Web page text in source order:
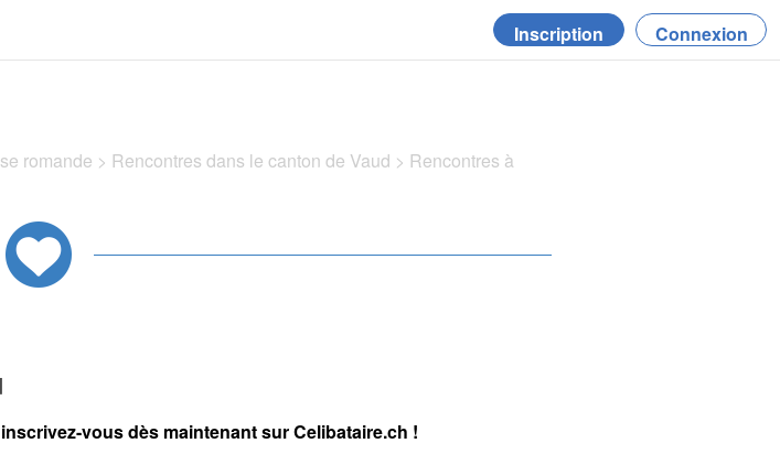
Inscription Connexion
romande > Rencontres dans le canton de Vaud > Rencontres à
vous dès maintenant sur Celibataire.ch !